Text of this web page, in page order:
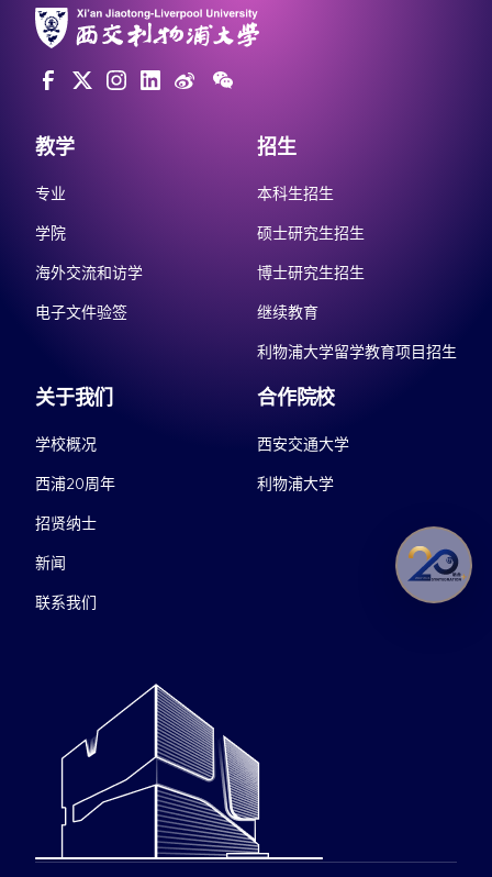
教学
专业
学院
海外交流和访学
电子文件验签
招生
本科生招生
硕士研究生招生
博士研究生招生
继续教育
利物浦大学留学教育项目招生
关于我们
学校概况
西浦20周年
招贤纳士
新闻
联系我们
合作院校
西安交通大学
利物浦大学